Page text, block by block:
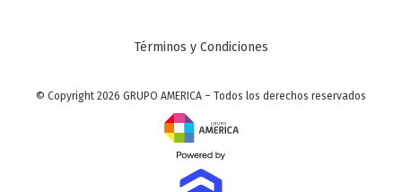
Términos y Condiciones
© Copyright 2026 GRUPO AMERICA – Todos los derechos reservados